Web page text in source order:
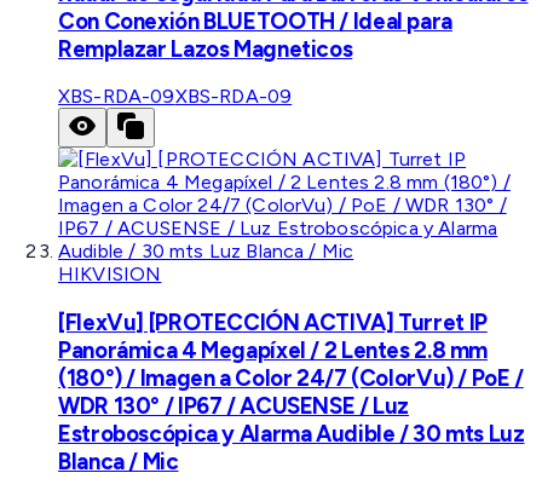
Con Conexión BLUETOOTH / Ideal para
Remplazar Lazos Magneticos
XBS-RDA-09XBS-RDA-09
HIKVISION
[FlexVu] [PROTECCIÓN ACTIVA] Turret IP
Panorámica 4 Megapíxel / 2 Lentes 2.8 mm
(180°) / Imagen a Color 24/7 (ColorVu) / PoE /
WDR 130° / IP67 / ACUSENSE / Luz
Estroboscópica y Alarma Audible / 30 mts Luz
Blanca / Mic